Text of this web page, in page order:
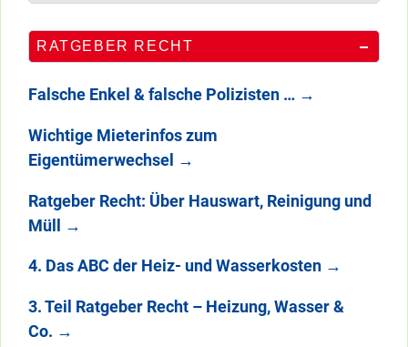
RATGEBER RECHT
Falsche Enkel & falsche Polizisten … →
Wichtige Mieterinfos zum
Eigentümerwechsel →
Ratgeber Recht: Über Hauswart, Reinigung und
Müll →
4. Das ABC der Heiz- und Wasserkosten →
3. Teil Ratgeber Recht – Heizung, Wasser &
Co. →